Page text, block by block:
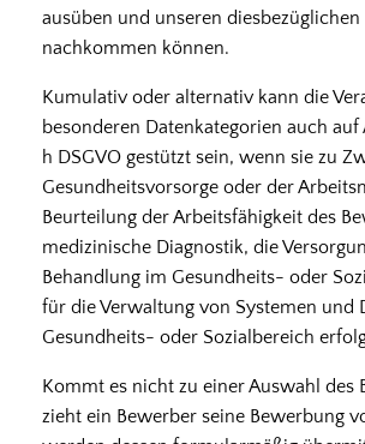
ausüben und unseren diesbezüglichen
nachkommen können.
Kumulativ oder alternativ kann die
besonderen Datenkategorien auch auf
h DSGVO gestützt sein, wenn sie zu
Gesundheitsvorsorge oder der
Beurteilung der Arbeitsfähigkeit des
medizinische Diagnostik, die
Behandlung im Gesundheits- oder
für die Verwaltung von Systemen und
Gesundheits- oder Sozialbereich
Kommt es nicht zu einer Auswahl des
zieht ein Bewerber seine Bewerbung